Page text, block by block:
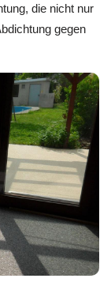
die nicht nur
gegen